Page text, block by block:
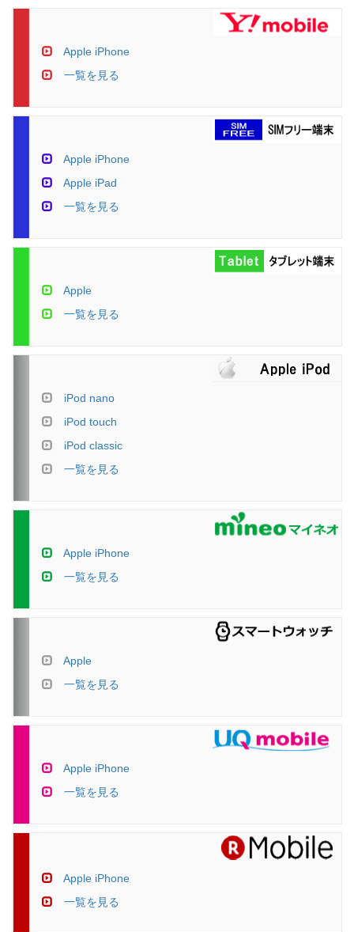
Apple iPhone
一覧を見る
Apple iPhone
Apple iPad
一覧を見る
Apple
一覧を見る
iPod nano
iPod touch
iPod classic
一覧を見る
Apple iPhone
一覧を見る
Apple
一覧を見る
Apple iPhone
一覧を見る
Apple iPhone
一覧を見る